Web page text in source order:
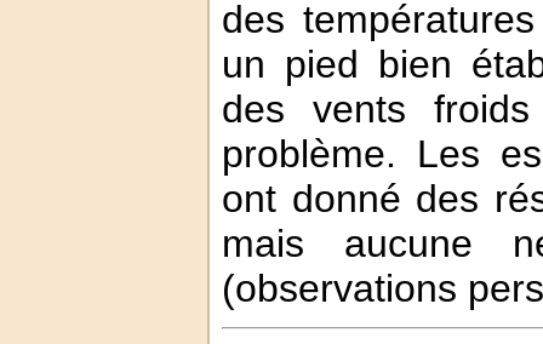
des
un pied bien
des vents
problème. Les
ont donné des
mais aucune
(observations